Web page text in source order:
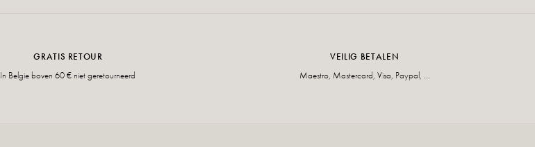
GRATIS RETOUR
In Belgie boven 60 € niet geretourneerd
VEILIG BETALEN
Maestro, Mastercard, Visa, Paypal, ...